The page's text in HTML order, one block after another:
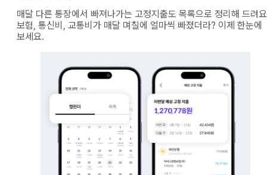
매달 다른 통장에서 빠져나가는 고정지출도 목록으로 정리해 드려
보험, 통신비, 교통비가 매달 며칠에 얼마씩 빠졌더라? 이제 한눈에
보세요.